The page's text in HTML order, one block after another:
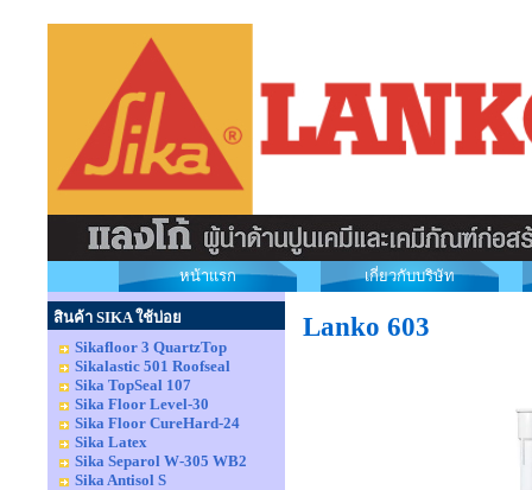
หน้าแรก เกี่ยวกับบริษัท
สินค้า SIKA ใช้บ่อย
Sikafloor 3 QuartzTop
Sikalastic 501 Roofseal
Sika TopSeal 107
Sika Floor Level-30
Sika Floor CureHard-24
Sika Latex
Sika Separol W-305 WB2
Sika Antisol S
Lanko 603